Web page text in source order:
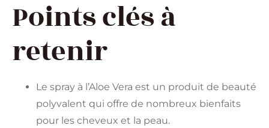
Points clés à
retenir
Le spray à l’Aloe Vera est un produit de beauté
polyvalent qui offre de nombreux bienfaits
pour les cheveux et la peau.